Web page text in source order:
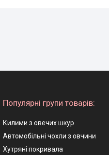
Популярні групи товарів:
Килими з овечих шкур
Автомобільні чохли з овчини
Хутряні покривала